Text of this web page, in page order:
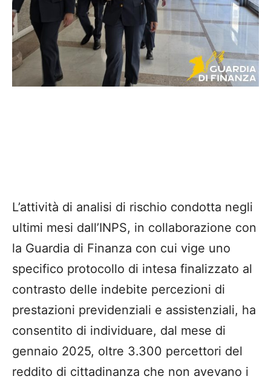
L’attività di analisi di rischio condotta negli
ultimi mesi dall’INPS, in collaborazione con
la Guardia di Finanza con cui vige uno
specifico protocollo di intesa finalizzato al
contrasto delle indebite percezioni di
prestazioni previdenziali e assistenziali, ha
consentito di individuare, dal mese di
gennaio 2025, oltre 3.300 percettori del
reddito di cittadinanza che non avevano i